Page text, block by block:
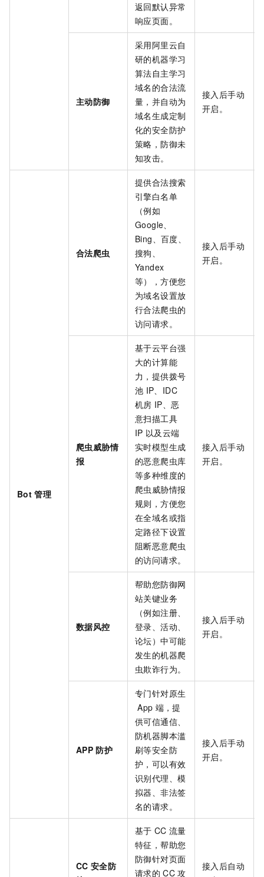
返回默认异常
响应页面。
主动防御
采用阿里云自
研的机器学习
算法自主学习
域名的合法流
量，并自动为
域名生成定制
化的安全防护
策略，防御未
知攻击。
接入后手动
开启。
Bot 管理
合法爬虫
提供合法搜索
引擎白名单
（例如
Google、
Bing、百度、
搜狗、
Yandex
等），方便您
为域名设置放
行合法爬虫的
访问请求。
接入后手动
开启。
爬虫威胁情
报
基于云平台强
大的计算能
力，提供拨号
池 IP、IDC
机房 IP、恶
意扫描工具
IP 以及云端
实时模型生成
的恶意爬虫库
等多种维度的
爬虫威胁情报
规则，方便您
在全域名或指
定路径下设置
阻断恶意爬虫
的访问请求。
接入后手动
开启。
数据风控
帮助您防御网
站关键业务
（例如注册、
登录、活动、
论坛）中可能
发生的机器爬
虫欺诈行为。
接入后手动
开启。
APP 防护
专门针对原生
App 端，提
供可信通信、
防机器脚本滥
刷等安全防
护，可以有效
识别代理、模
拟器、非法签
名的请求。
接入后手动
开启。
CC 安全防
基于 CC 流量
特征，帮助您
防御针对页面
请求的 CC 攻
接入后自动